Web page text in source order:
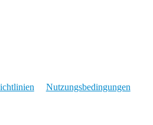
Nutzungsbedingungen